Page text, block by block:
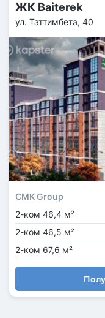
ЖК Baiterek
ул. Таттимбета, 40
CMK Group
2-ком 46,4 м²
2-ком 46,5 м²
2-ком 67,6 м²